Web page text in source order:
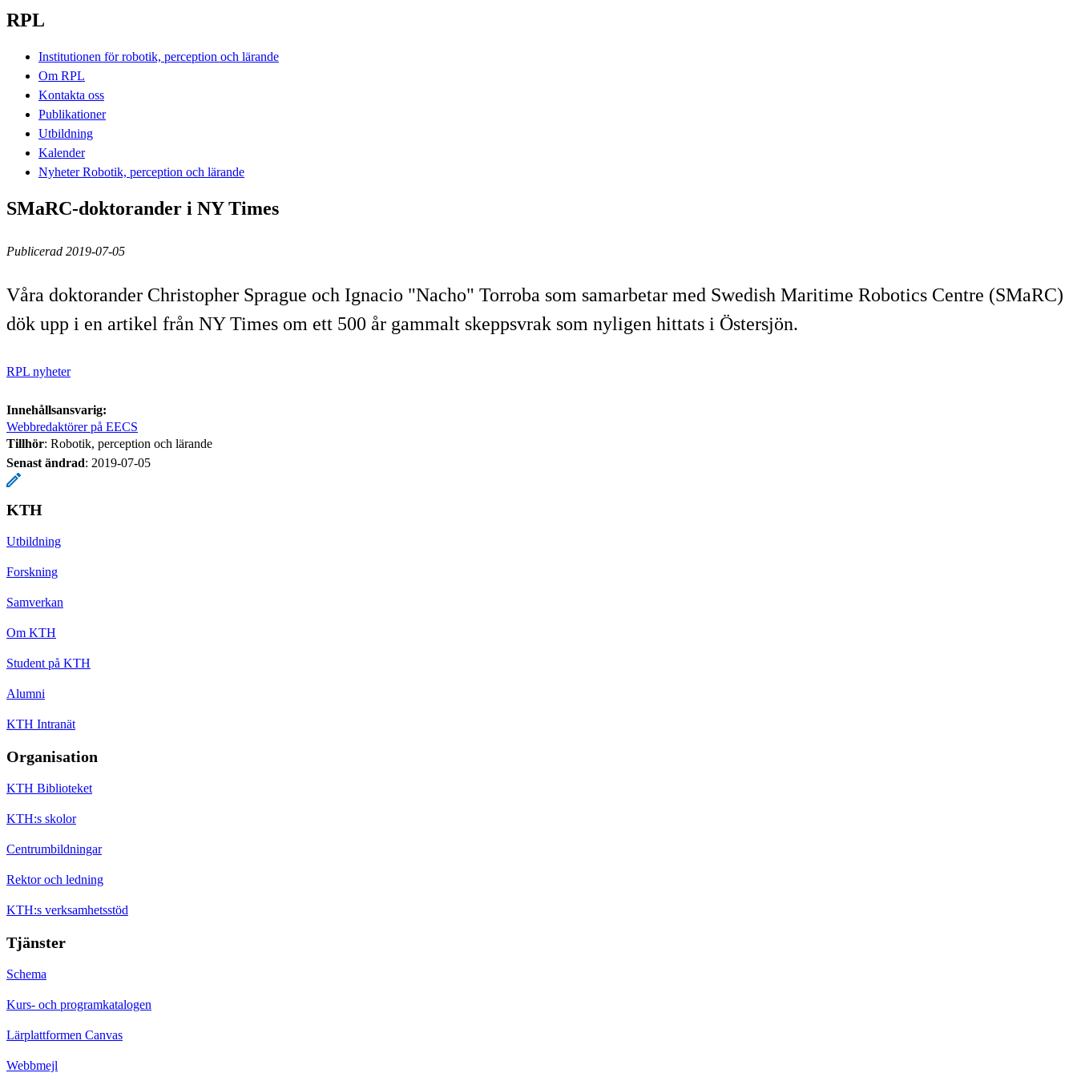
RPL
Institutionen för robotik, perception och lärande
Om RPL
Kontakta oss
Publikationer
Utbildning
Kalender
Nyheter Robotik, perception och lärande
SMaRC-doktorander i NY Times
Publicerad 2019-07-05
Våra doktorander Christopher Sprague och Ignacio "Nacho" Torroba som samarbetar med Swedish Maritime Robotics Centre (SMaRC)
dök upp i en artikel från NY Times om ett 500 år gammalt skeppsvrak som nyligen hittats i Östersjön.
RPL nyheter
Innehållsansvarig:
Webbredaktörer på EECS
Tillhör: Robotik, perception och lärande
Senast ändrad: 2019-07-05
KTH
Utbildning
Forskning
Samverkan
Om KTH
Student på KTH
Alumni
KTH Intranät
Organisation
KTH Biblioteket
KTH:s skolor
Centrumbildningar
Rektor och ledning
KTH:s verksamhetsstöd
Tjänster
Schema
Kurs- och programkatalogen
Lärplattformen Canvas
Webbmejl